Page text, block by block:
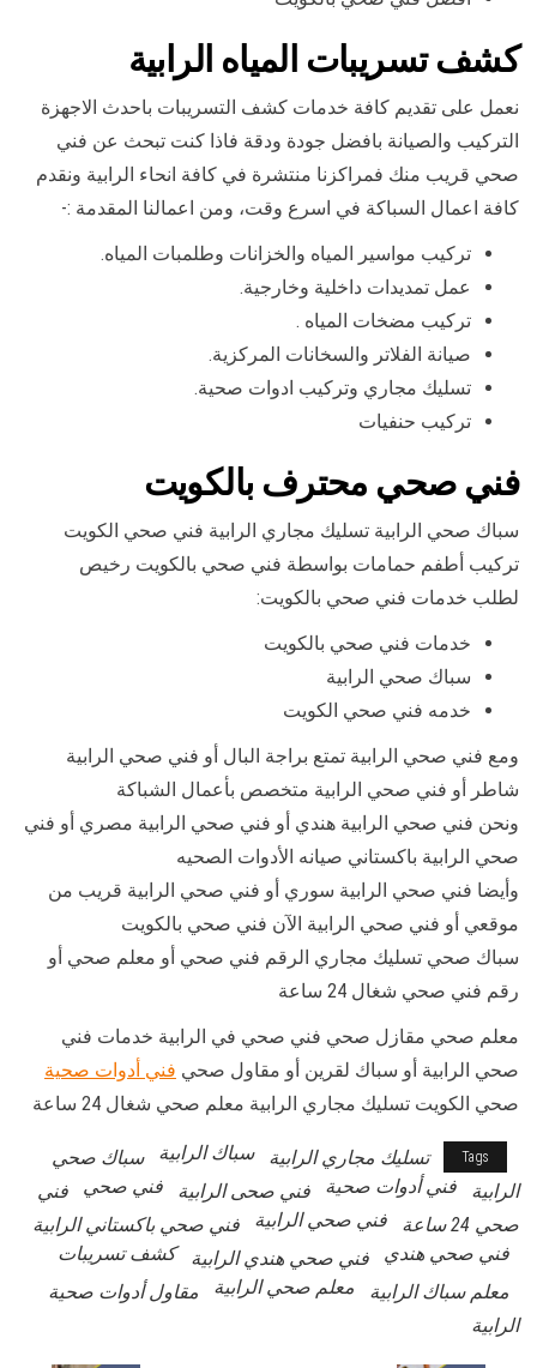
كشف تسريبات المياه الرابية
نعمل على تقديم كافة خدمات كشف التسريبات باحدث الاجهزة
التركيب والصيانة بافضل جودة ودقة فاذا كنت تبحث عن فني
صحي قريب منك فمراكزنا منتشرة في كافة انحاء الرابية ونقدم
كافة اعمال السباكة في اسرع وقت، ومن اعمالنا المقدمة :-
تركيب مواسير المياه والخزانات وطلمبات المياه.
عمل تمديدات داخلية وخارجية.
تركيب مضخات المياه .
صيانة الفلاتر والسخانات المركزية.
تسليك مجاري وتركيب ادوات صحية.
تركيب حنفيات
فني صحي محترف بالكويت
سباك صحي الرابية تسليك مجاري الرابية فني صحي الكويت
تركيب أطفم حمامات بواسطة فني صحي بالكويت رخيص
لطلب خدمات فني صحي بالكويت:
خدمات فني صحي بالكويت
سباك صحي الرابية
خدمه فني صحي الكويت
ومع فني صحي الرابية تمتع براجة البال أو فني صحي الرابية
شاطر أو فني صحي الرابية متخصص بأعمال الشباكة
ونحن فني صحي الرابية هندي أو فني صحي الرابية مصري أو فني
صحي الرابية باكستاني صيانه الأدوات الصحيه
وأيضا فني صحي الرابية سوري أو فني صحي الرابية قريب من
موقعي أو فني صحي الرابية الآن فني صحي بالكويت
سباك صحي تسليك مجاري الرقم فني صحي أو معلم صحي أو
رقم فني صحي شغال 24 ساعة
معلم صحي مقازل صحي فني صحي في الرابية خدمات فني
صحي الرابية أو سباك لقرين أو مقاول صحي فني أدوات صحية
صحي الكويت تسليك مجاري الرابية معلم صحي شغال 24 ساعة
Tags تسليك مجاري الرابية سباك الرابية
سباك صحي
الرابية
فني أدوات صحية فني صحى الرابية فني صحي
فني
صحي 24 ساعة
فني صحي الرابية
فني صحي باكستاني الرابية
فني صحي هندي
فني صحي هندي الرابية
كشف تسريبات
معلم سباك الرابية
معلم صحي الرابية
مقاول أدوات صحية
الرابية